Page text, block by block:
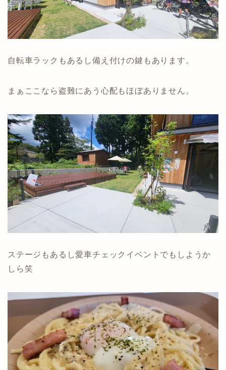
自転車ラックもあるし備え付けの鍵もあります。
まぁここなら盗難にあう心配もほぼありません。
ステージもあるし愛車チェックイベントでもしようか
しら笑